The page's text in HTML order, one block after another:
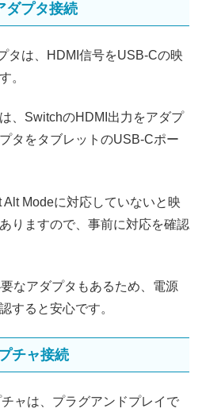
プタ接続
は、HDMI信号をUSB‑Cの映
。
、SwitchのHDMI出力をアダプ
タをタブレットのUSB‑Cポー
Modeに対応していないと映
りますので、事前に対応を確認
なアダプタもあるため、電源
すると安心です。
チャ接続
ャは、プラグアンドプレイで